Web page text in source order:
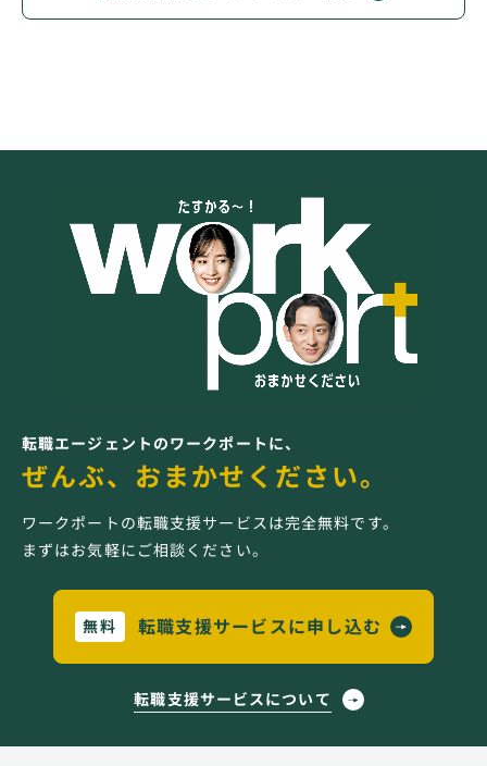
転職エージェントのワークポートに、
ぜんぶ、おまかせください。
ワークポートの転職支援サービスは完全無料です。
まずはお気軽にご相談ください。
無料 転職支援サービスに申し込む
転職支援サービスについて